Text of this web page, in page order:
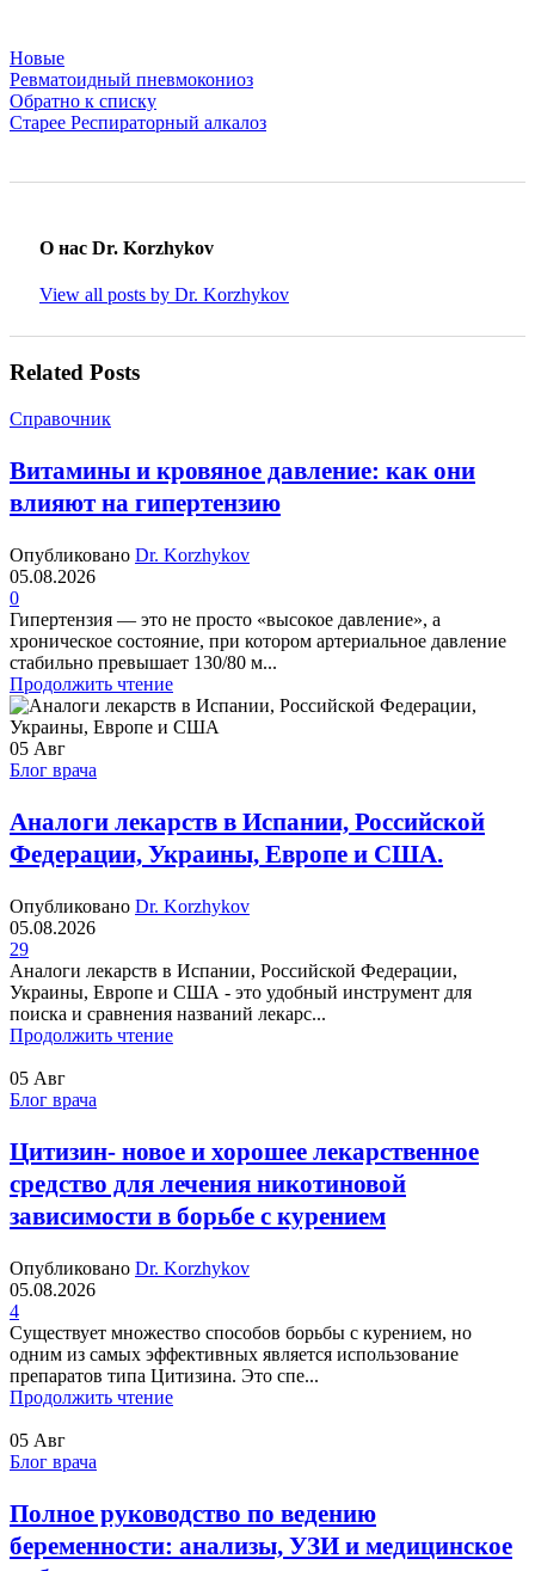
Новые
Ревматоидный пневмокониоз
Обратно к списку
Старее Респираторный алкалоз
О нас Dr. Korzhykov
View all posts by Dr. Korzhykov
Related Posts
Справочник
Витамины и кровяное давление: как они
влияют на гипертензию
Опубликовано Dr. Korzhykov
05.08.2026
0
Гипертензия — это не просто «высокое давление», а
хроническое состояние, при котором артериальное давление
стабильно превышает 130/80 м...
Продолжить чтение
05 Авг
Блог врача
Аналоги лекарств в Испании, Российской
Федерации, Украины, Европе и США.
Опубликовано Dr. Korzhykov
05.08.2026
29
Аналоги лекарств в Испании, Российской Федерации,
Украины, Европе и США - это удобный инструмент для
поиска и сравнения названий лекарс...
Продолжить чтение
05 Авг
Блог врача
Цитизин- новое и хорошее лекарственное
средство для лечения никотиновой
зависимости в борьбе с курением
Опубликовано Dr. Korzhykov
05.08.2026
4
Существует множество способов борьбы с курением, но
одним из самых эффективных является использование
препаратов типа Цитизина. Это спе...
Продолжить чтение
05 Авг
Блог врача
Полное руководство по ведению
беременности: анализы, УЗИ и медицинское